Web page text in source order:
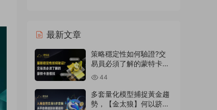
最新文章
策略穩定性如何驗證?交
易員必須了解的蒙特卡洛
模拟44
多套量化模型捕捉黃金趨
勢，【金太狼】何以跻身